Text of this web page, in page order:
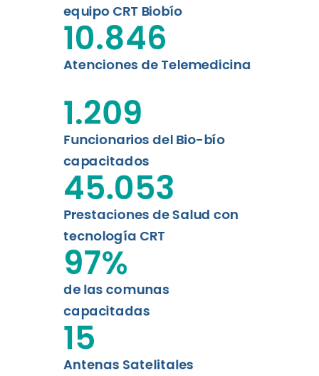
equipo CRT Biobío
Atenciones de Telemedicina
10.846
Funcionarios del Bio-bío
capacitados
1.209
Prestaciones de Salud con
tecnología CRT
45.053
de las comunas
capacitadas
97%
Antenas Satelitales
15